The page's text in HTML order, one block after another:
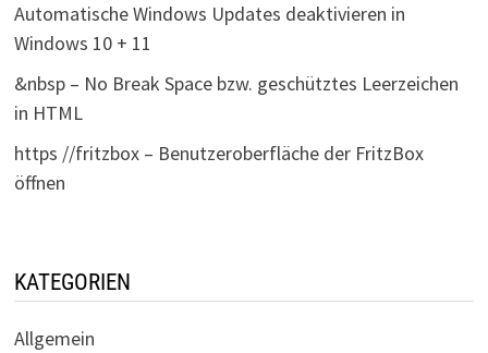
Automatische Windows Updates deaktivieren in
Windows 10 + 11
&nbsp – No Break Space bzw. geschütztes Leerzeichen
in HTML
https //fritzbox – Benutzeroberfläche der FritzBox
öffnen
KATEGORIEN
Allgemein